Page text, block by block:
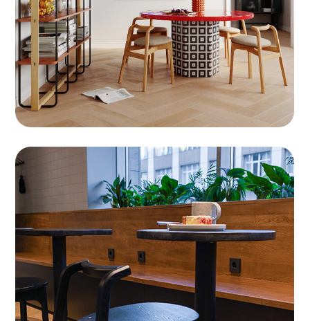
ПОЛУБАРНЫМИ И БАРНЫМИ ВАРИАНТАМИ